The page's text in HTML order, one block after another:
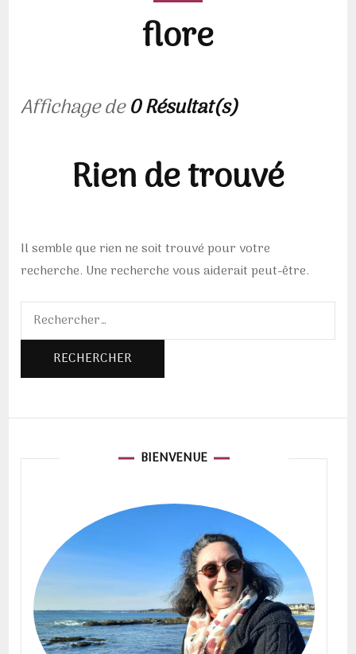
flore
Affichage de0 Résultat(s)
Rien de trouvé
Il semble que rien ne soit trouvé pour votre
recherche. Une recherche vous aiderait peut-être.
Rechercher :
BIENVENUE